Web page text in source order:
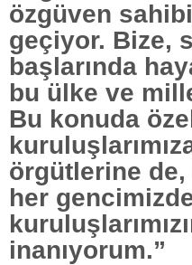
özgüven
geçiyor. Bize,
başlarında
bu ülke ve
Bu konuda
örgütlerine de,
her
inanıyorum.”